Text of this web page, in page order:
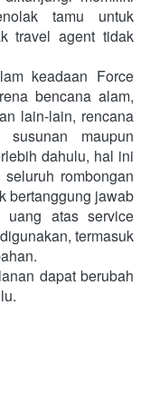
tamu untuk
travel agent tidak
keadaan Force
bencana alam,
lain-lain, rencana
maupun
dahulu, hal ini
rombongan
bertanggung jawab
uang atas service
termasuk
dapat berubah